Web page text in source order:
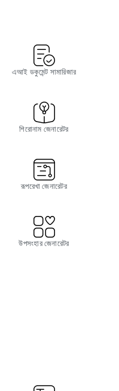
এআই ডকুমেন্ট সামারিজার
শিরোনাম জেনারেটর
রূপরেখা জেনারেটর
উপসংহার জেনারেটর